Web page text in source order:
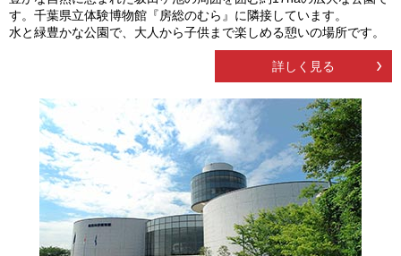
す。千葉県立体験博物館『房総のむら』に隣接しています。
水と緑豊かな公園で、大人から子供まで楽しめる憩いの場所です。
詳しく見る